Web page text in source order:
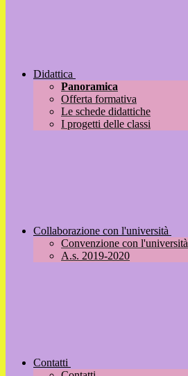
Didattica
Panoramica
Offerta formativa
Le schede didattiche
I progetti delle classi
Collaborazione con l'università
Convenzione con l'università
A.s. 2019-2020
Contatti